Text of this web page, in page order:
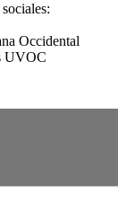
Occidental
UVOC